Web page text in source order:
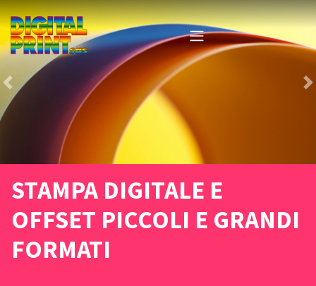
STAMPA DIGITALE E
OFFSET PICCOLI E GRANDI
FORMATI